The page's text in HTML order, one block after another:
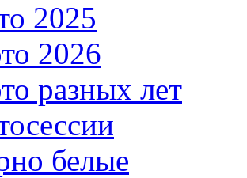
2025
2026
разных лет
белые